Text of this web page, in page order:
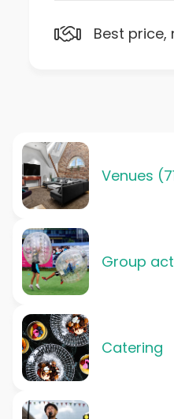
Best price,
Venues
Group
Catering